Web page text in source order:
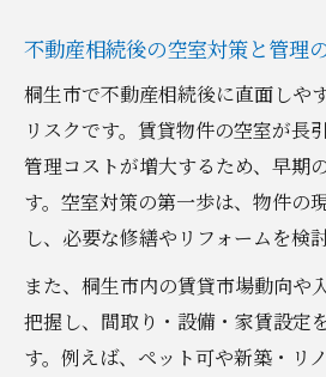
不動産相続後の空室対策と管理
桐生市で不動産相続後に直面しや
リスクです。賃貸物件の空室が長
管理コストが増大するため、早期
す。空室対策の第一歩は、物件の
し、必要な修繕やリフォームを検
また、桐生市内の賃貸市場動向や
把握し、間取り・設備・家賃設定
す。例えば、ペット可や新築・リ